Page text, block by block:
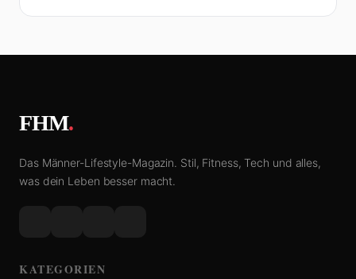
FHM.
Das Männer-Lifestyle-Magazin. Stil, Fitness, Tech und alles,
was dein Leben besser macht.
KATEGORIEN